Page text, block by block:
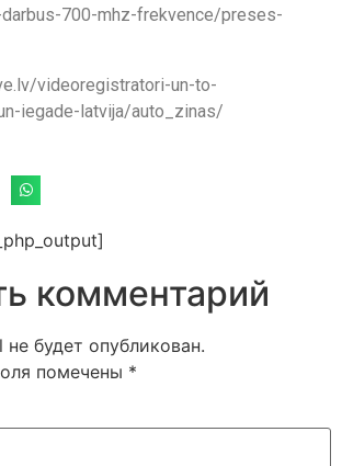
700-mhz-frekvence/preses-
videoregistratori-un-to-
iegade-latvija/auto_zinas/
комментарий
будет опубликован.
помечены *